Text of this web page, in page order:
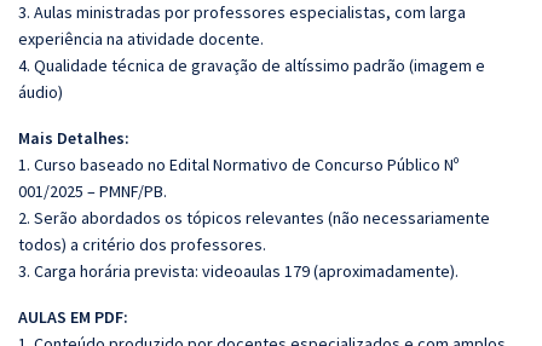
3. Aulas ministradas por professores especialistas, com larga
experiência na atividade docente.
4. Qualidade técnica de gravação de altíssimo padrão (imagem e
áudio)
Mais Detalhes:
1. Curso baseado no Edital Normativo de Concurso Público Nº
001/2025 – PMNF/PB.
2. Serão abordados os tópicos relevantes (não necessariamente
todos) a critério dos professores.
3. Carga horária prevista: videoaulas 179 (aproximadamente).
AULAS EM PDF: